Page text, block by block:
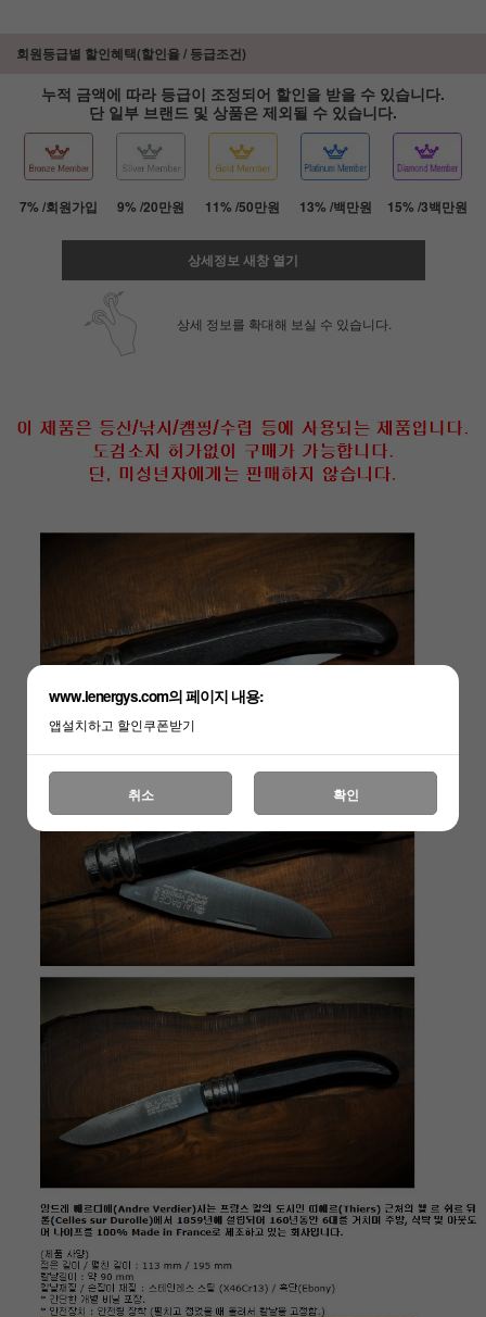
페이코 ID로 페
회원등급별 할인혜택(할인율 / 등급조건)
누적 금액에 따라 등급이 조정되어 할인을 받을 수 있습니다.
단 일부 브랜드 및 상품은 제외될 수 있습니다.
7% /회원가입 9% /20만원 11% /50만원 13% /백만원 15% /3백만원
상세정보 새창 열기
상세 정보를 확대해 보실 수 있습니다.
www.lenergys.com의 페이지 내용:
앱설치하고 할인쿠폰받기
취소 확인